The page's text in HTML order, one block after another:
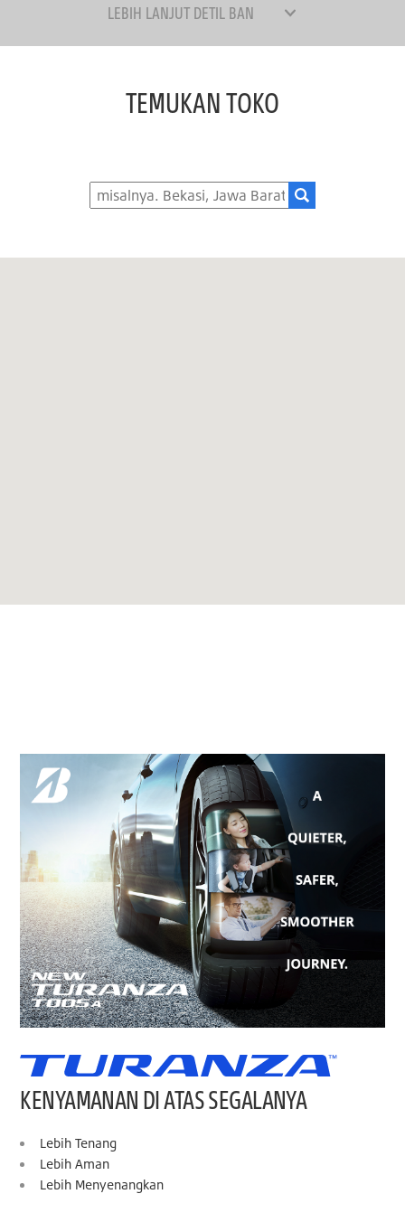
LEBIH LANJUT DETIL BAN
TEMUKAN TOKO
KENYAMANAN DI ATAS SEGALANYA
Lebih Tenang
Lebih Aman
Lebih Menyenangkan